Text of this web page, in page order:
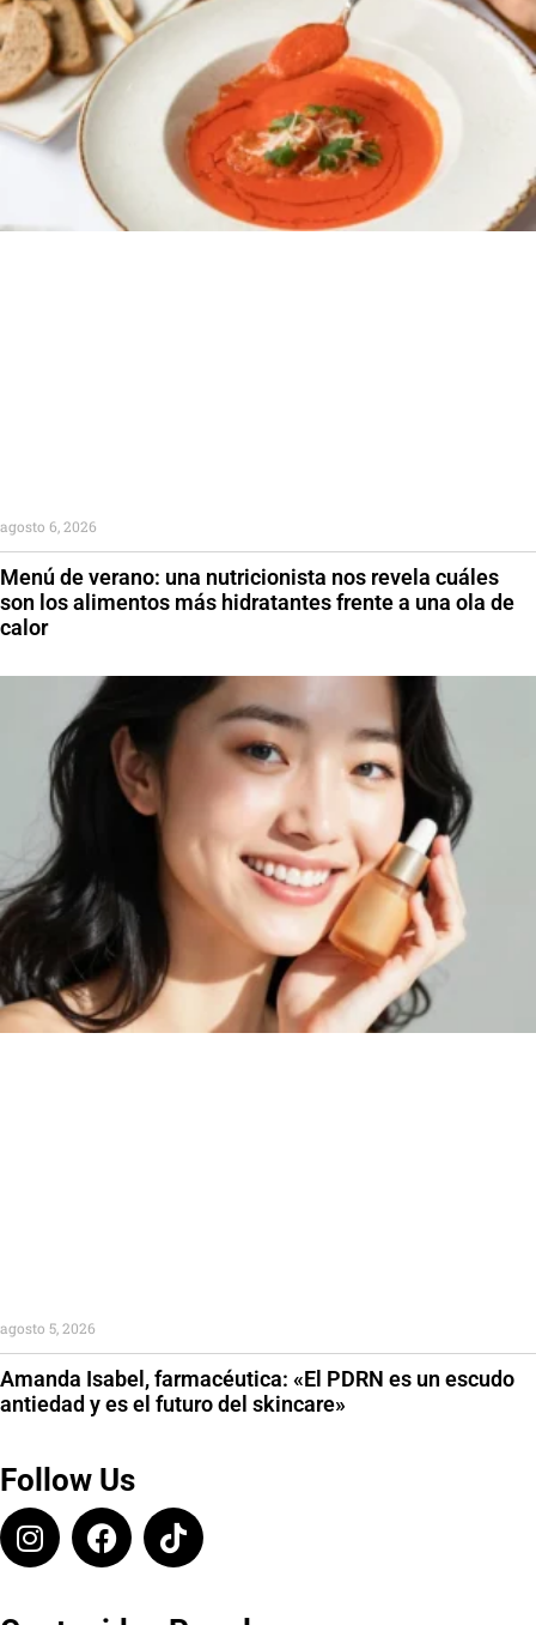
Menú de verano: una nutricionista nos revela cuáles
son los alimentos más hidratantes frente a una ola de
calor
agosto 6, 2026
Amanda Isabel, farmacéutica: «El PDRN es un escudo
antiedad y es el futuro del skincare»
agosto 5, 2026
Follow Us